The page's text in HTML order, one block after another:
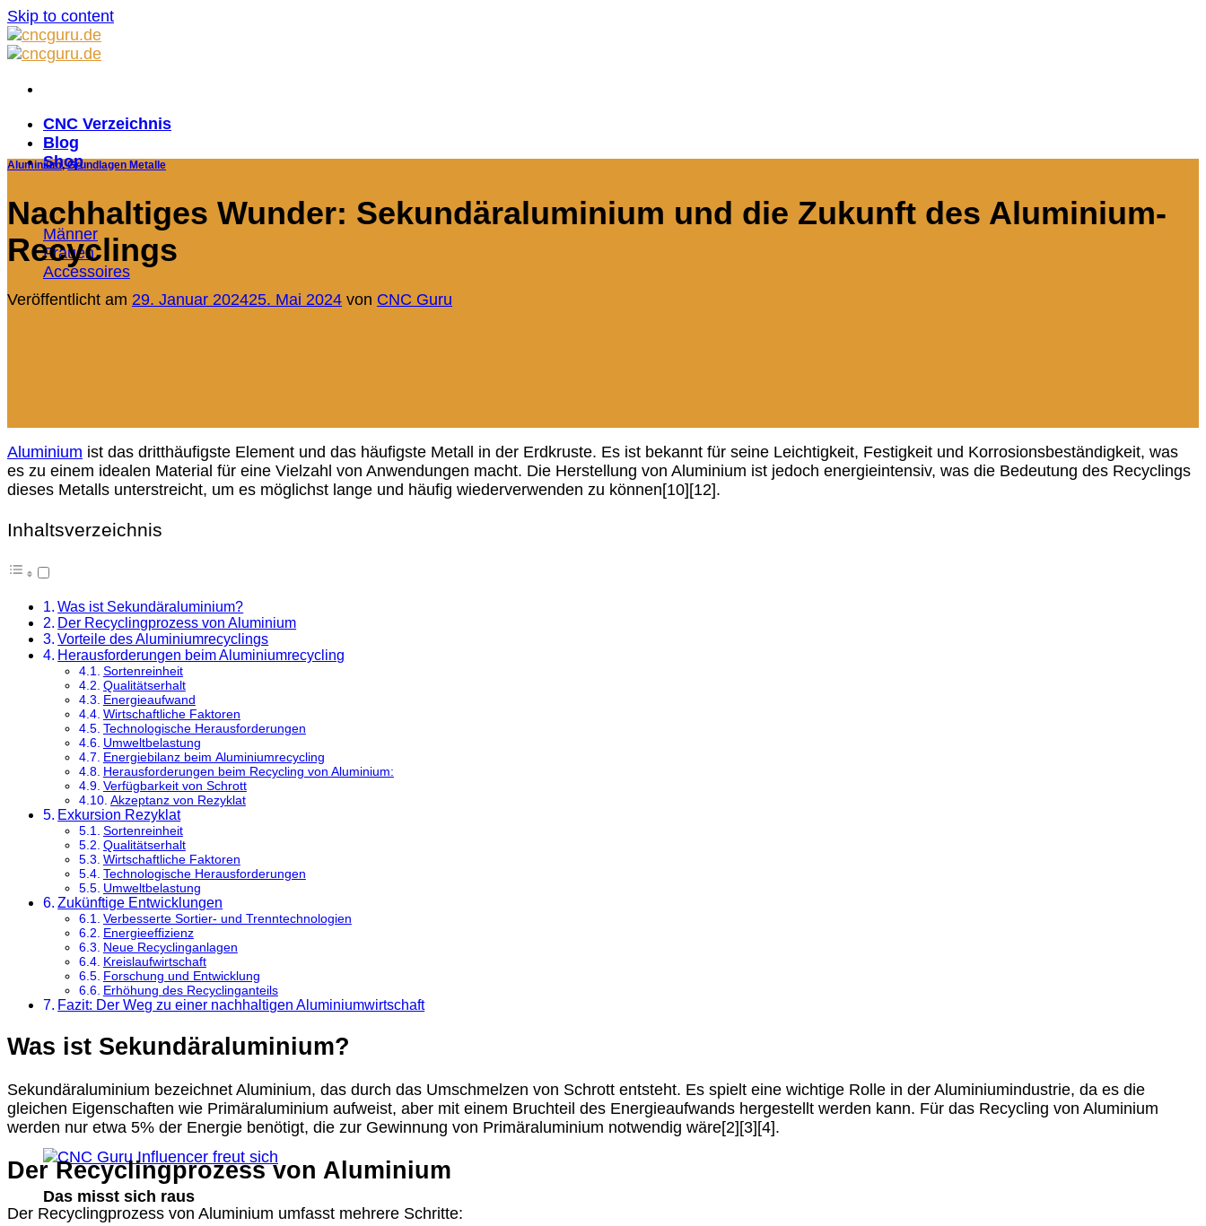
Skip to content
CNC Verzeichnis
Blog
Shop
Männer
Frauen
Accessoires
Das misst sich raus
Aluminium,Grundlagen Metalle
Nachhaltiges Wunder: Sekundäraluminium und die Zukunft des Aluminium-
Recyclings
Veröffentlicht am 29. Januar 202425. Mai 2024 von CNC Guru
Aluminium ist das dritthäufigste Element und das häufigste Metall in der Erdkruste. Es ist bekannt für seine Leichtigkeit, Festigkeit und Korrosionsbeständigkeit, was
es zu einem idealen Material für eine Vielzahl von Anwendungen macht. Die Herstellung von Aluminium ist jedoch energieintensiv, was die Bedeutung des Recyclings
dieses Metalls unterstreicht, um es möglichst lange und häufig wiederverwenden zu können[10][12].
Inhaltsverzeichnis
Was ist Sekundäraluminium?
Der Recyclingprozess von Aluminium
Vorteile des Aluminiumrecyclings
Herausforderungen beim Aluminiumrecycling
Sortenreinheit
Qualitätserhalt
Energieaufwand
Wirtschaftliche Faktoren
Technologische Herausforderungen
Umweltbelastung
Energiebilanz beim Aluminiumrecycling
Herausforderungen beim Recycling von Aluminium:
Verfügbarkeit von Schrott
Akzeptanz von Rezyklat
Exkursion Rezyklat
Sortenreinheit
Qualitätserhalt
Wirtschaftliche Faktoren
Technologische Herausforderungen
Umweltbelastung
Zukünftige Entwicklungen
Verbesserte Sortier- und Trenntechnologien
Energieeffizienz
Neue Recyclinganlagen
Kreislaufwirtschaft
Forschung und Entwicklung
Erhöhung des Recyclinganteils
Fazit: Der Weg zu einer nachhaltigen Aluminiumwirtschaft
Was ist Sekundäraluminium?
Sekundäraluminium bezeichnet Aluminium, das durch das Umschmelzen von Schrott entsteht. Es spielt eine wichtige Rolle in der Aluminiumindustrie, da es die
gleichen Eigenschaften wie Primäraluminium aufweist, aber mit einem Bruchteil des Energieaufwands hergestellt werden kann. Für das Recycling von Aluminium
werden nur etwa 5% der Energie benötigt, die zur Gewinnung von Primäraluminium notwendig wäre[2][3][4].
Der Recyclingprozess von Aluminium
Der Recyclingprozess von Aluminium umfasst mehrere Schritte: